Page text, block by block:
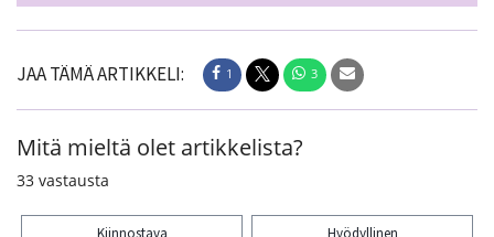
JAA TÄMÄ ARTIKKELI: 1 3
Mitä mieltä olet artikkelista?
33 vastausta
Kiinnostava Hyödyllinen